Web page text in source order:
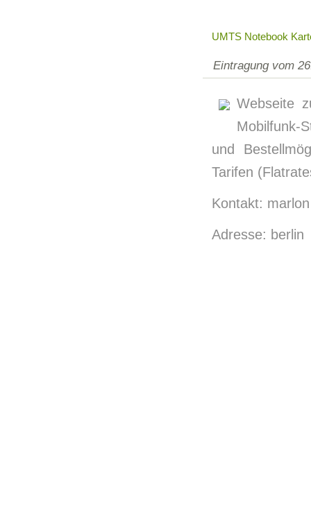
UMTS Notebook
Eintragung vom
Webseite
Mobilfunk-
und
Tarifen
Kontakt:
Adresse: berlin